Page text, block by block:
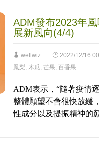
ADM發布2023年
展新風向(4/4)
wellwiz 2022/12/16
鳳梨, 木瓜, 芒果, 百香果
ADM表示，“隨著疫情
整體願望不會很快放緩
性成分以及提振精神的